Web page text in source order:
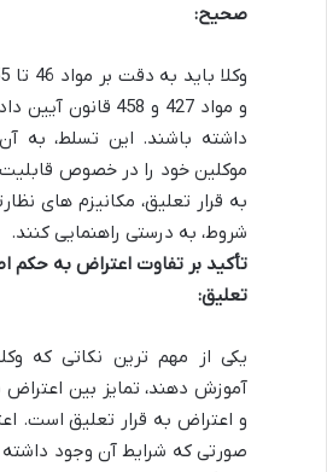
صحیح:
و مواد 427 و 458
داشته باشند. این تسلط، به
موکلین خود را در خصوص
به قرار تعلیق، مکانیزم های
شروط، به درستی راهنمایی کنند.
تأکید بر تفاوت اعتراض به حکم
تعلیق:
یکی از مهم ترین نکاتی که
آموزش دهند، تمایز بین
و اعتراض به قرار تعلیق است.
صورتی که شرایط آن وجود